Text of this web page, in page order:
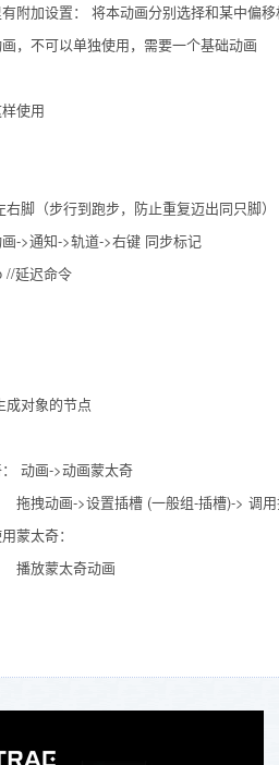
附加设置： 将本动画分别选择和某中偏
，不可以单独使用，需要一个基础动画
使用
右脚（步行到跑步，防止重复迈出同只脚
>通知->轨道->右键 同步标记
//延迟命令
成对象的节点
动画->动画蒙太奇
画->设置插槽 (一般组-插槽)-> 调用
太奇：
播放蒙太奇动画